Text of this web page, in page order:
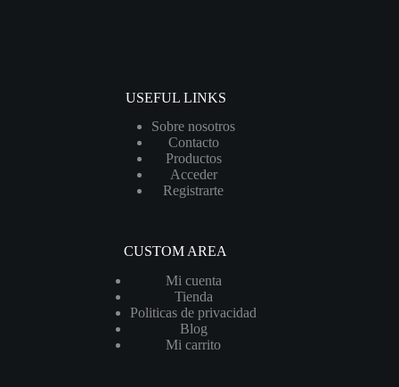
USEFUL LINKS
Sobre nosotros
Contacto
Productos
Acceder
Registrarte
CUSTOM AREA
Mi cuenta
Tienda
Politicas de privacidad
Blog
Mi carrito